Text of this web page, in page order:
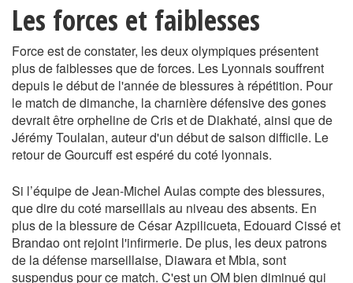
Les forces et faiblesses
Force est de constater, les deux olympiques présentent
plus de faiblesses que de forces. Les Lyonnais souffrent
depuis le début de l'année de blessures à répétition. Pour
le match de dimanche, la charnière défensive des gones
devrait être orpheline de Cris et de Diakhaté, ainsi que de
Jérémy Toulalan, auteur d'un début de saison difficile. Le
retour de Gourcuff est espéré du coté lyonnais.
Si l’équipe de Jean-Michel Aulas compte des blessures,
que dire du coté marseillais au niveau des absents. En
plus de la blessure de César Azpilicueta, Edouard Cissé et
Brandao ont rejoint l'infirmerie. De plus, les deux patrons
de la défense marseillaise, Diawara et Mbia, sont
suspendus pour ce match. C'est un OM bien diminué qui